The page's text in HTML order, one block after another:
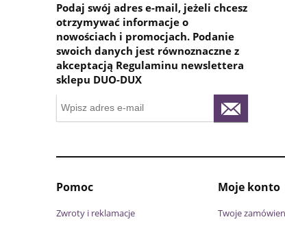
Podaj swój adres e-mail, jeżeli chcesz
otrzymywać informacje o
nowościach i promocjach. Podanie
swoich danych jest równoznaczne z
akceptacją Regulaminu newslettera
sklepu DUO-DUX
Pomoc
Zwroty i reklamacje
Moje konto
Twoje